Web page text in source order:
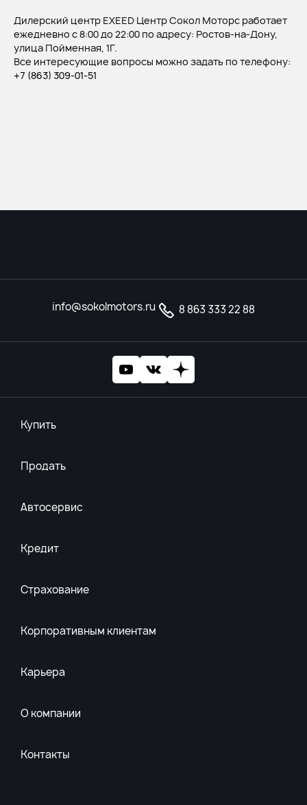
Дилерский центр EXEED Центр Сокол Моторс работает
ежедневно с 8:00 до 22:00 по адресу: Ростов-на-Дону,
улица Пойменная, 1Г.
Все интересующие вопросы можно задать по телефону:
+7 (863) 309-01-51
info@sokolmotors.ru 8 863 333 22 88
Купить
Продать
Автосервис
Кредит
Страхование
Корпоративным клиентам
Карьера
О компании
Контакты